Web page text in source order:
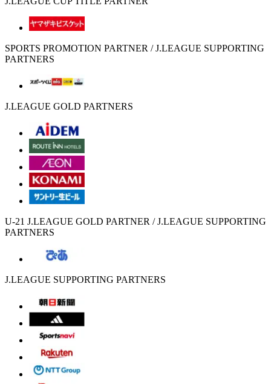
SPORTS PROMOTION PARTNER / J.LEAGUE SUPPORTING
PARTNERS
J.LEAGUE GOLD PARTNERS
U-21 J.LEAGUE GOLD PARTNER / J.LEAGUE SUPPORTING
PARTNERS
J.LEAGUE SUPPORTING PARTNERS